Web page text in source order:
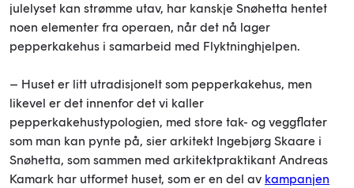
julelyset kan strømme utav, har kanskje Snøhetta hentet
noen elementer fra operaen, når det nå lager
pepperkakehus i samarbeid med Flyktninghjelpen.
– Huset er litt utradisjonelt som pepperkakehus, men
likevel er det innenfor det vi kaller
pepperkakehustypologien, med store tak- og veggflater
som man kan pynte på, sier arkitekt Ingebjørg Skaare i
Snøhetta, som sammen med arkitektpraktikant Andreas
Kamark har utformet huset, som er en del av kampanjen